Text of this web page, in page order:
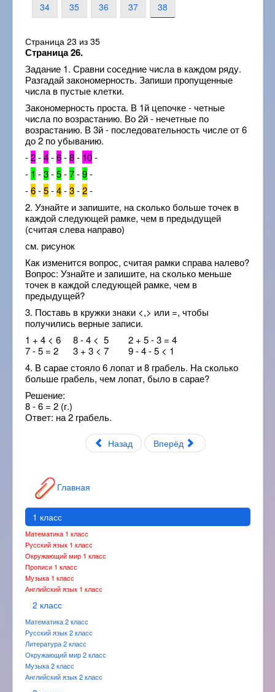
34
35 36 37 38
Страница 23 из 35
Страница 26.
Задание 1. Сравни соседние числа в каждом ряду.
Разгадай закономерность. Запиши пропущенные
числа в пустые клетки.
Закономерность проста. В 1й цепочке - четные
числа по возрастанию. Во 2й - нечетные по
возрастанию. В 3й - последовательность числе от 6
до 2 по убыванию.
-2-4-6-8- 10-
- 1 -3-5-7-9-
-6-5-4-3-2-
2. Узнайте и запишите, на сколько больше точек в
каждой следующей рамке, чем в предыдущей
(считая слева направо)
см. рисунок
Как изменится вопрос, считая рамки справа налево?
Вопрос: Узнайте и запишите, на сколько меньше
точек в каждой следующей рамке, чем в
предыдущей?
3. Поставь в кружки знаки <,> или =, чтобы
получились верные записи.
1 + 4 < 6 8 - 4 < 5 2 + 5 - 3 = 4
7 - 5 = 2 3 + 3 < 7 9 - 4 - 5 < 1
4. В сарае стояло 6 лопат и 8 грабель. На сколько
больше грабель, чем лопат, было в сарае?
Решение:
8 - 6 = 2 (г.)
Ответ: на 2 грабель.
Назад Вперёд
Главная
1 класс
Математика 1 класс
Русский язык 1 класс
Окружающий мир 1 класс
Прописи 1 класс
Музыка 1 класс
Английский язык 1 класс
2 класс
Математика 2 класс
Русский язык 2 класс
Литература 2 класс
Окружающий мир 2 класс
Музыка 2 класс
Английский язык 2 класс